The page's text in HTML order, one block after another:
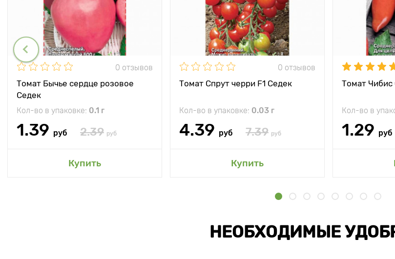
0 отзывов
Томат Бычье сердце розовое
Седек
Кол-во в упаковке: 0.1 г
1.39 руб 2.39 руб
Купить
0 отзывов
Томат Спрут черри F1 Седек
Кол-во в упаковке: 0.03 г
4.39 руб 7.39 руб
Купить
Томат Чибис
Кол-во в
1.29 руб
НЕОБХОДИМЫЕ